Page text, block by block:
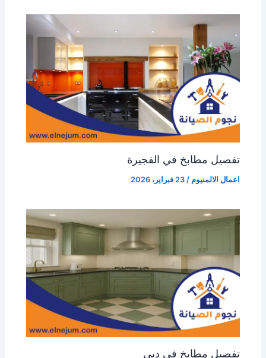
تفصيل مطابخ في الفجيرة
اعمال الالمنيوم /23 فبراير، 2026
تفصيل مطابخ في دبي